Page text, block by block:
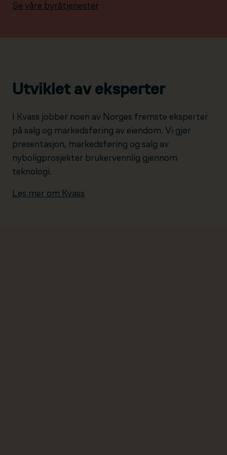
Se våre byråtjenester
Utviklet av eksperter
I Kvass jobber noen av Norges fremste eksperter
på salg og markedsføring av eiendom. Vi gjør
presentasjon, markedsføring og salg av
nyboligprosjekter brukervennlig gjennom
teknologi.
Les mer om Kvass